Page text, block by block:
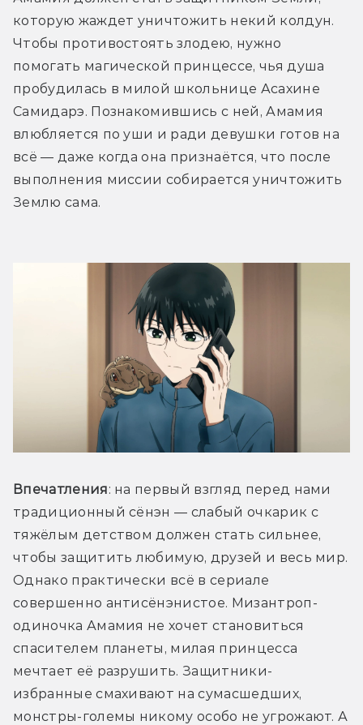
которую жаждет уничтожить некий колдун.
Чтобы противостоять злодею, нужно
помогать магической принцессе, чья душа
пробудилась в милой школьнице Асахине
Самидарэ. Познакомившись с ней, Амамия
влюбляется по уши и ради девушки готов на
всё — даже когда она признаётся, что после
выполнения миссии собирается уничтожить
Землю сама.
Впечатления: на первый взгляд перед нами
традиционный сёнэн — слабый очкарик с
тяжёлым детством должен стать сильнее,
чтобы защитить любимую, друзей и весь мир.
Однако практически всё в сериале
совершенно антисёнэнистое. Мизантроп-
одиночка Амамия не хочет становиться
спасителем планеты, милая принцесса
мечтает её разрушить. Защитники-
избранные смахивают на сумасшедших,
монстры-големы никому особо не угрожают. А